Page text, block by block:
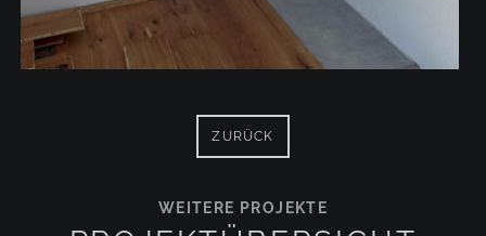
ZURÜCK
WEITERE PROJEKTE